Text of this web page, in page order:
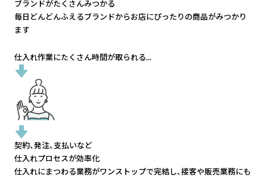
ブランドがたくさんみつかる
毎日どんどんふえるブランドからお店にぴったりの商品がみつかり
ます
仕入れ作業にたくさん時間が取られる...
契約、発注、支払いなど
仕入れプロセスが効率化
仕入れにまつわる業務がワンストップで完結し、接客や販売業務にも